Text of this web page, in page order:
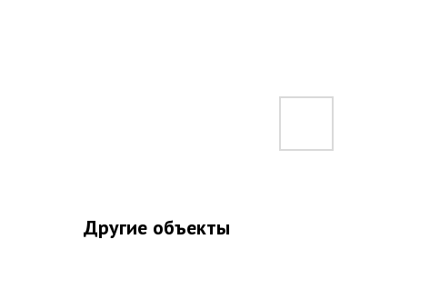
Другие объекты